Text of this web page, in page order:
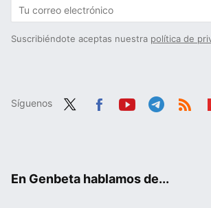
Suscribiéndote aceptas nuestra política de
Síguenos
En Genbeta hablamos de...